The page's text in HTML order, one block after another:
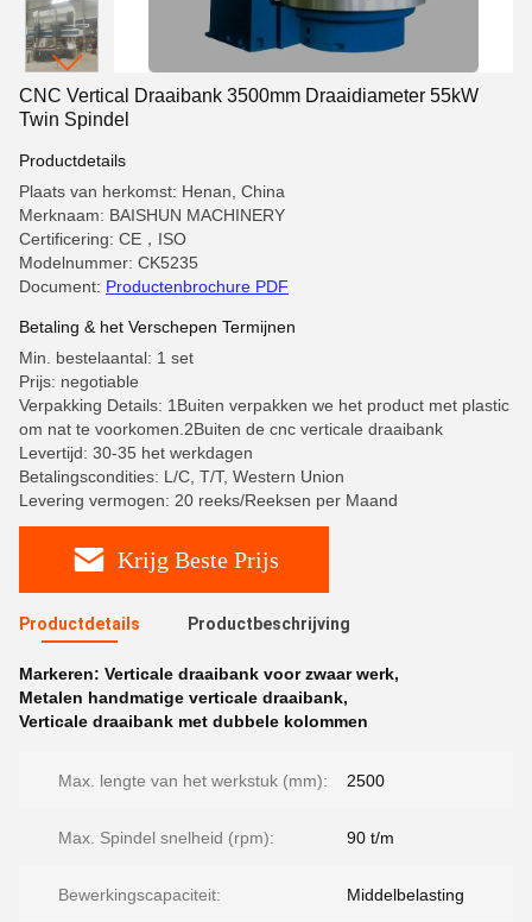
CNC Vertical Draaibank 3500mm Draaidiameter 55kW
Twin Spindel
Productdetails
Plaats van herkomst: Henan, China
Merknaam: BAISHUN MACHINERY
Certificering: CE，ISO
Modelnummer: CK5235
Document: Productenbrochure PDF
Betaling & het Verschepen Termijnen
Min. bestelaantal: 1 set
Prijs: negotiable
Verpakking Details: 1Buiten verpakken we het product met plastic
om nat te voorkomen.2Buiten de cnc verticale draaibank
Levertijd: 30-35 het werkdagen
Betalingscondities: L/C, T/T, Western Union
Levering vermogen: 20 reeks/Reeksen per Maand
Krijg Beste Prijs
Productdetails Productbeschrijving
Markeren: Verticale draaibank voor zwaar werk,
Metalen handmatige verticale draaibank,
Verticale draaibank met dubbele kolommen
Max. lengte van het werkstuk (mm): 2500
Max. Spindel snelheid (rpm): 90 t/m
Bewerkingscapaciteit: Middelbelasting